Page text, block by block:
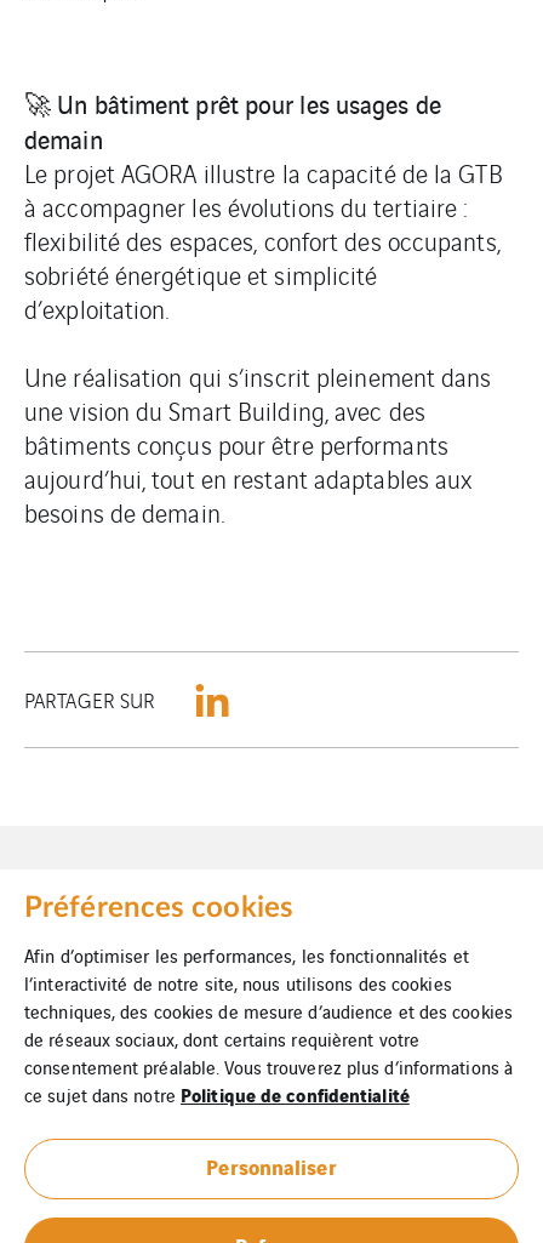
🚀 Un bâtiment prêt pour les usages de
demain
Le projet AGORA illustre la capacité de la GTB
à accompagner les évolutions du tertiaire :
flexibilité des espaces, confort des occupants,
sobriété énergétique et simplicité
d’exploitation.
Une réalisation qui s’inscrit pleinement dans
une vision du Smart Building, avec des
bâtiments conçus pour être performants
aujourd’hui, tout en restant adaptables aux
besoins de demain.
PARTAGER SUR
Mentions Légales
Cookies
Contact
Préférences cookies
Afin d’optimiser les performances, les fonctionnalités et
l’interactivité de notre site, nous utilisons des cookies
techniques, des cookies de mesure d’audience et des cookies
de réseaux sociaux, dont certains requièrent votre
consentement préalable. Vous trouverez plus d’informations à
ce sujet dans notre Politique de confidentialité
Personnaliser